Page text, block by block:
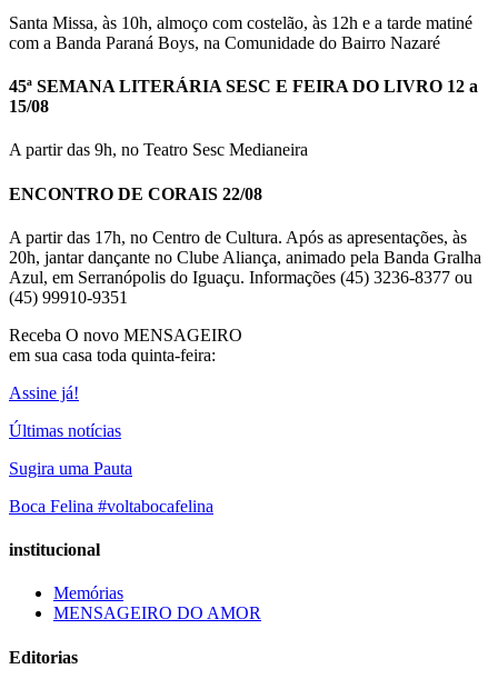
Santa Missa, às 10h, almoço com costelão, às 12h e a tarde matiné
com a Banda Paraná Boys, na Comunidade do Bairro Nazaré
45ª SEMANA LITERÁRIA SESC E FEIRA DO LIVRO 12 a
15/08
A partir das 9h, no Teatro Sesc Medianeira
ENCONTRO DE CORAIS 22/08
A partir das 17h, no Centro de Cultura. Após as apresentações, às
20h, jantar dançante no Clube Aliança, animado pela Banda Gralha
Azul, em Serranópolis do Iguaçu. Informações (45) 3236-8377 ou
(45) 99910-9351
Receba O novo MENSAGEIRO
em sua casa toda quinta-feira:
Assine já!
Últimas notícias
Sugira uma Pauta
Boca Felina #voltabocafelina
institucional
Memórias
MENSAGEIRO DO AMOR
Editorias